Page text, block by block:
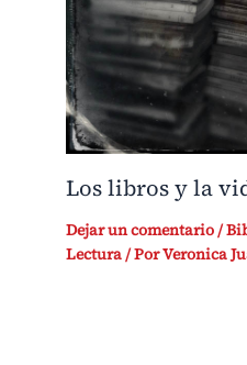
Los libros y la
Dejar un comentario/
Lectura/ PorVeronica